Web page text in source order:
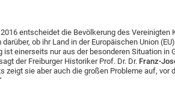
entscheidet die Bevölkerung des Vereinigten
darüber, ob ihr Land in der Europäischen Union
ist einerseits nur aus der besonderen Situation in
der Freiburger Historiker Prof. Dr. Dr. Franz-
zeigt sie aber auch die großen Probleme auf, vor